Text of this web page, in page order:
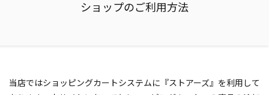
ショップのご利用方法
当店ではショッピングカートシステムに『ストアーズ』を利用して